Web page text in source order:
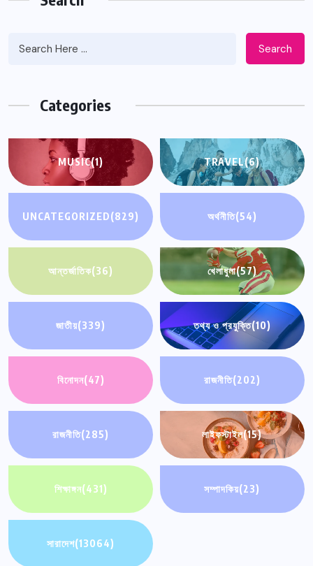
Search
Categories
MUSIC(1) TRAVEL(6)
UNCATEGORIZED(829) অর্থনীতি(54)
আন্তর্জাতিক(36) খেলাধুলা(57)
জাতীয়(339) তথ্য ও প্রযুক্তি(10)
বিনোদন(47) রাজনীতি(202)
রাজনীতি(285) লাইফস্টাইল(15)
শিক্ষাঙ্গন(431) সম্পাদকিয়(23)
সারাদেশ(13064)